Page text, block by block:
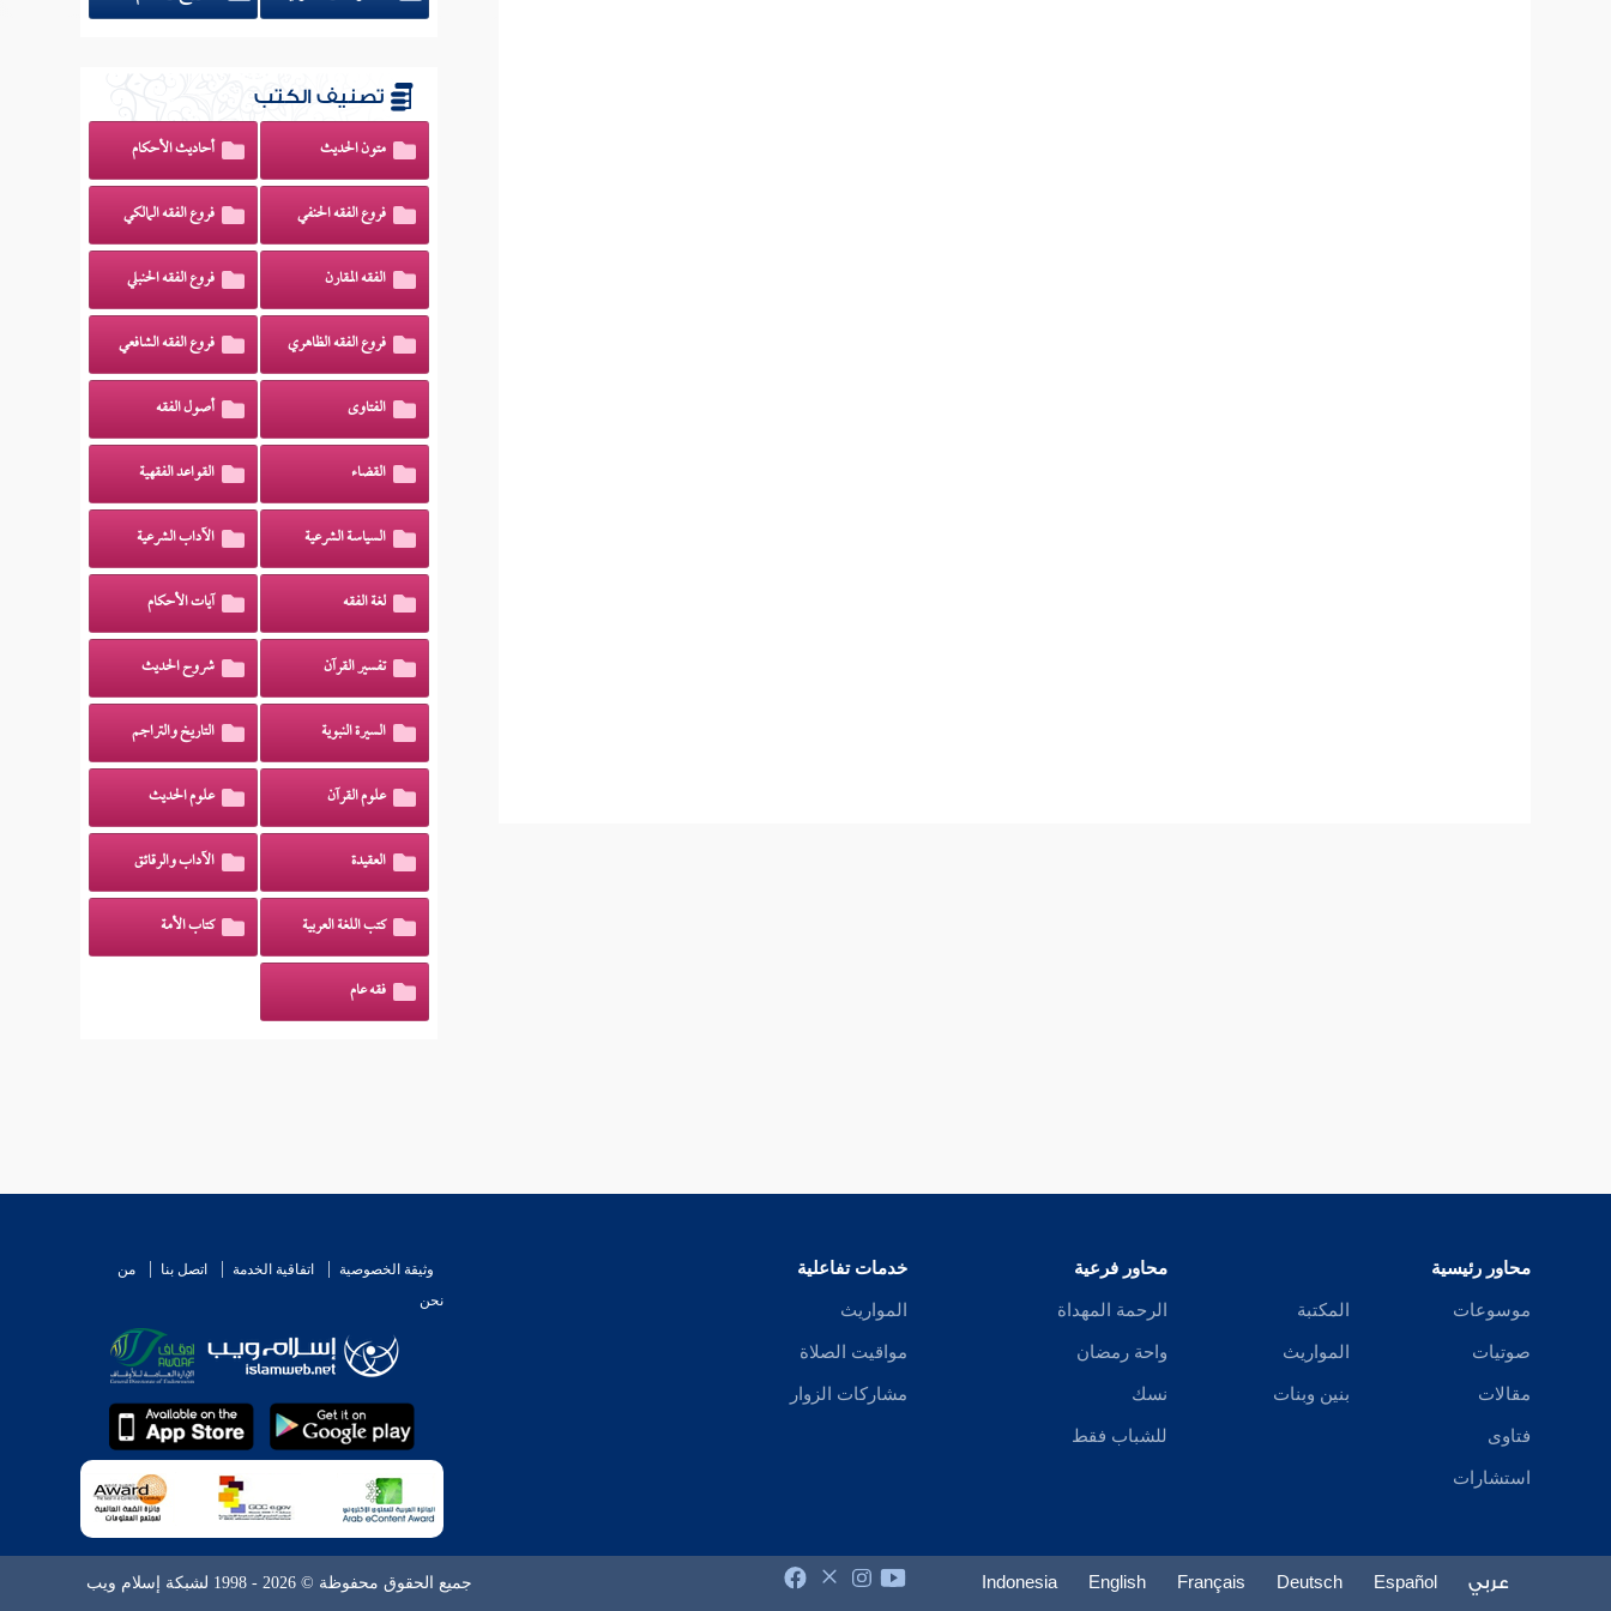
تصنيف الكتب
متون الحديث أحاديث الأحكام
فروع الفقه الحنفي فروع الفقه المالكي
الفقه المقارن فروع الفقه الحنبلي
فروع الفقه الظاهري فروع الفقه الشافعي
الفتاوى أصول الفقه
القضاء القواعد الفقهية
السياسة الشرعية الآداب الشرعية
لغة الفقه آيات الأحكام
تفسير القرآن شروح الحديث
السيرة النبوية التاريخ والتراجم
علوم القرآن علوم الحديث
العقيدة الآداب والرقائق
كتب اللغة العربية كتاب الأمة
فقه عام
محاور رئيسية
موسوعات
صوتيات
مقالات
فتاوى
استشارات
المكتبة
المواريث
بنين وبنات
محاور فرعية
الرحمة المهداة
واحة رمضان
نسك
للشباب فقط
خدمات تفاعلية
المواريث
مواقيت الصلاة
مشاركات الزوار
وثيقة الخصوصية اتفاقية الخدمة اتصل بنا
من
نحن
عربي Español
Deutsch
Français
English
Indonesia جميع الحقوق محفوظة © 2026 - 1998 لشبكة إسلام ويب